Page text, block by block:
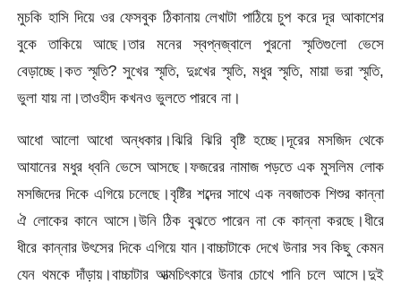
মুচকি হাসি দিয়ে ওর ফেসবুক ঠিকানায় লেখাটা পাঠিয়ে চুপ করে দূর আকাশের
বুকে তাকিয়ে আছে।তার মনের স্বপ্নজ্বালে পুরনো স্মৃতিগুলো ভেসে
বেড়াচ্ছে।কত স্মৃতি? সুখের স্মৃতি, দুঃখের স্মৃতি, মধুর স্মৃতি, মায়া ভরা স্মৃতি,
ভুলা যায় না।তাওহীদ কখনও ভুলতে পারবে না।
আধো আলো আধো অন্ধকার।ঝিরি ঝিরি বৃষ্টি হচ্ছে।দূরের মসজিদ থেকে
আযানের মধুর ধ্বনি ভেসে আসছে।ফজরের নামাজ পড়তে এক মুসলিম লোক
মসজিদের দিকে এগিয়ে চলেছে।বৃষ্টির শব্দের সাথে এক নবজাতক শিশুর কান্না
ঐ লোকের কানে আসে।উনি ঠিক বুঝতে পারেন না কে কান্না করছে।ধীরে
ধীরে কান্নার উৎসের দিকে এগিয়ে যান।বাচ্চাটাকে দেখে উনার সব কিছু কেমন
যেন থমকে দাঁড়ায়।বাচ্চাটার আত্মচিৎকারে উনার চোখে পানি চলে আসে।দুই